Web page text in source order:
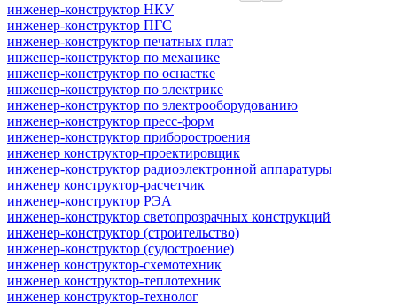
инженер-конструктор НКУ
инженер-конструктор ПГС
инженер-конструктор печатных плат
инженер-конструктор по механике
инженер-конструктор по оснастке
инженер-конструктор по электрике
инженер-конструктор по электрооборудованию
инженер-конструктор пресс-форм
инженер-конструктор приборостроения
инженер конструктор-проектировщик
инженер-конструктор радиоэлектронной аппаратуры
инженер конструктор-расчетчик
инженер-конструктор РЭА
инженер-конструктор светопрозрачных конструкций
инженер-конструктор (строительство)
инженер-конструктор (судостроение)
инженер конструктор-схемотехник
инженер конструктор-теплотехник
инженер конструктор-технолог